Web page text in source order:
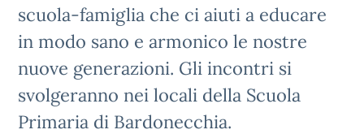
scuola-famiglia che ci aiuti a educare
in modo sano e armonico le nostre
nuove generazioni. Gli incontri si
svolgeranno nei locali della Scuola
Primaria di Bardonecchia.